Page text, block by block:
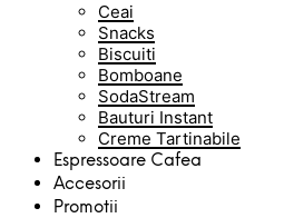
Ceai
Snacks
Biscuiti
Bomboane
SodaStream
Bauturi Instant
Creme Tartinabile
Espressoare Cafea
Accesorii
Promotii